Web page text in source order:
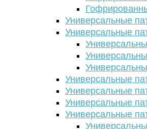
Универсальные
Универсальные
Универсальные
Универсальные
Универсальные
Универсальные